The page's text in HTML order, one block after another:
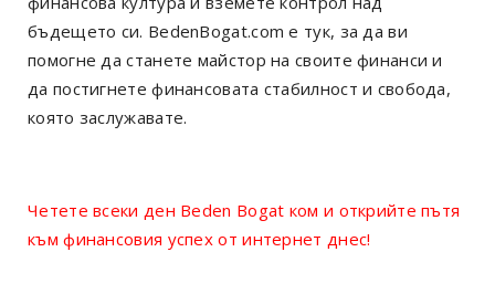
бъдещето си. BedenBogat.com е тук, за да ви
помогне да станете майстор на своите финанси и
да постигнете финансовата стабилност и свобода,
която заслужавате.
Четете всеки ден Beden Bogat ком и открийте пътя
към финансовия успех от интернет днес!